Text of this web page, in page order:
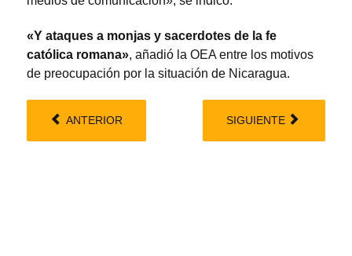
«Y ataques a monjas y sacerdotes de la fe
católica romana», añadió la OEA entre los motivos
de preocupación por la situación de Nicaragua.
ANTERIOR SIGUIENTE